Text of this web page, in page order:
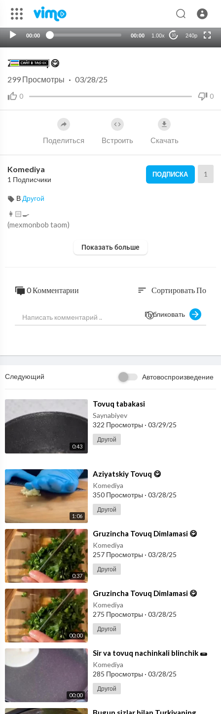
00:00 00:00 1.00x 10 240p
auto
Zar Tovuq 😋
0 0
299 Просмотры · 03/28/25
Поделиться Встроить Скачать
Komediya
1 Подписчики
ПОДПИСКА 1
В Другой
👩🏻‍🍳
(mexmonbob taom)
Показать больше
0 Комментарии sort Сортировать По
Публиковать
Следующий Автовоспроизведение
0:43
⁣Tovuq tabakasi
Saynabiyev
322 Просмотры · 03/29/25
Другой
1:06
⁣Aziyatskiy Tovuq 😋
Komediya
350 Просмотры · 03/28/25
Другой
0:37
⁣Gruzincha Tovuq Dimlamasi 😋
Komediya
257 Просмотры · 03/28/25
Другой
00:00
⁣Gruzincha Tovuq Dimlamasi 😋
Komediya
275 Просмотры · 03/28/25
Другой
00:00
⁣Sir va tovuq nachinkali blinchik 🌯
Komediya
285 Просмотры · 03/28/25
Другой